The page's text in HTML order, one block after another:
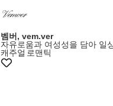
벰버, vem.ver
자유로움과 여성성을 담아 일
캐주얼 로맨틱